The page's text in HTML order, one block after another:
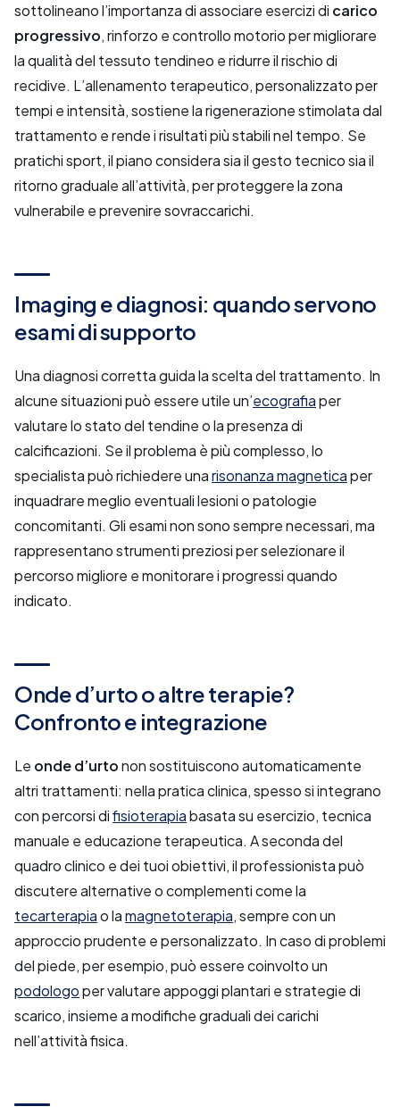
sottolineano l’importanza di associare esercizi di carico
progressivo, rinforzo e controllo motorio per migliorare
la qualità del tessuto tendineo e ridurre il rischio di
recidive. L’allenamento terapeutico, personalizzato per
tempi e intensità, sostiene la rigenerazione stimolata dal
trattamento e rende i risultati più stabili nel tempo. Se
pratichi sport, il piano considera sia il gesto tecnico sia il
ritorno graduale all’attività, per proteggere la zona
vulnerabile e prevenire sovraccarichi.
Imaging e diagnosi: quando servono
esami di supporto
Una diagnosi corretta guida la scelta del trattamento. In
alcune situazioni può essere utile un’ecografiaper
valutare lo stato del tendine o la presenza di
calcificazioni. Se il problema è più complesso, lo
specialista può richiedere unarisonanza magneticaper
inquadrare meglio eventuali lesioni o patologie
concomitanti. Gli esami non sono sempre necessari, ma
rappresentano strumenti preziosi per selezionare il
percorso migliore e monitorare i progressi quando
indicato.
Onde d’urto o altre terapie?
Confronto e integrazione
Le onde d’urtonon sostituiscono automaticamente
altri trattamenti: nella pratica clinica, spesso si integrano
con percorsi difisioterapiabasata su esercizio, tecnica
manuale e educazione terapeutica. A seconda del
quadro clinico e dei tuoi obiettivi, il professionista può
discutere alternative o complementi come la
tecarterapiao lamagnetoterapia, sempre con un
approccio prudente e personalizzato. In caso di problemi
del piede, per esempio, può essere coinvolto un
podologoper valutare appoggi plantari e strategie di
scarico, insieme a modifiche graduali dei carichi
nell’attività fisica.